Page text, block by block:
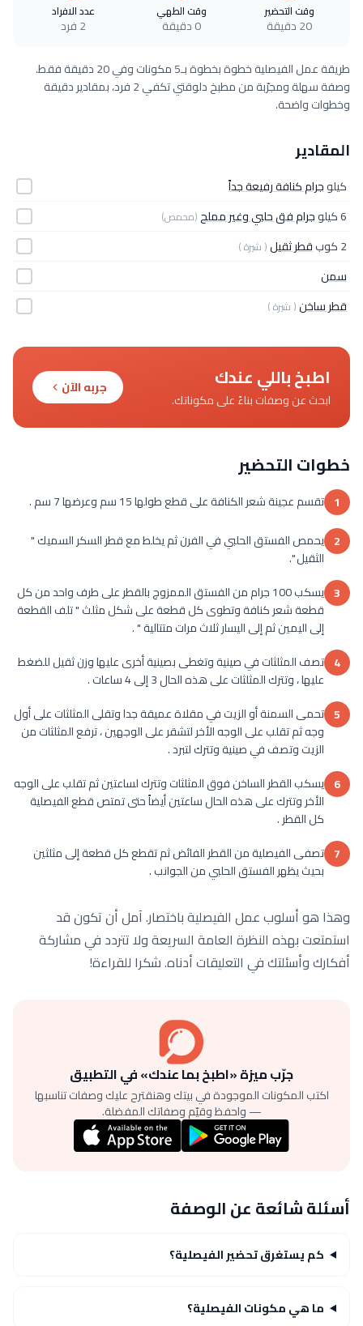
وقت التحضير
20 دقيقة
وقت الطهي
0 دقيقة
عدد الافراد
2 فرد
طريقة عمل الفيصلية خطوة بخطوة بـ5 مكونات وفي 20 دقيقة فقط.
وصفة سهلة ومجرّبة من مطبخ دلوقتي تكفي 2 فرد، بمقادير دقيقة
وخطوات واضحة.
المقادير
كيلوجرام كنافة رفيعة جداً
6 كيلو
جرام فق حلبي وغير مملح(محمص)
2 كوب قطر ثقيل( شيرة )
سمن
قطر ساخن( شيرة )
اطبخ باللي عندك
ابحث عن وصفات بناءً على مكوناتك.
جربه الآن
خطوات التحضير
1 تقسم عجينة شعر الكنافة على قطع طولها 15 سم وعرضها 7 سم .
2 يحمص الفستق الحلبي في الفرن ثم يخلط مع قطر السكر السميك "
الثقيل ".
3
يسكب 100 جرام من الفستق الممزوج بالقطر على طرف واحد من كل
قطعة شعر كنافة وتطوى كل قطعة على شكل مثلث " تلف القطعة
إلى اليمين ثم إلى اليسار ثلاث مرات متتالية " .
4 تصف المثلثات في صينية وتغطى بصينية أخرى عليها وزن ثقيل للضغط
عليها ، وتترك المثلثات على هذه الحال 3 إلى 4 ساعات .
5 تحمى السمنة أو الزيت في مقلاة عميقة جدا وتقلى المثلثات على أول
وجه ثم تقلب على الوجه الأخر لتشقر على الوجهين ، ترفع المثلثات من
الزيت وتصف في صينية وتترك لتبرد .
6 يسكب القطر الساخن فوق المثلثات وتترك لساعتين ثم تقلب على الوجه
الأخر وتترك على هذه الحال ساعتين أيضاً حتى تمتص قطع الفيصلية
كل القطر .
7 تصفى الفيصلية من القطر الفائض ثم تقطع كل قطعة إلى مثلثين
بحيث يظهر الفستق الحلبي من الجوانب .
وهذا هو أسلوب عمل الفيصلية باختصار. آمل أن تكون قد
استمتعت بهذه النظرة العامة السريعة ولا تتردد في مشاركة
أفكارك وأسئلتك في التعليقات أدناه. شكرا للقراءة!
جرّب ميزة «اطبخ بما عندك» في التطبيق
اكتب المكونات الموجودة في بيتك وهنقترح عليك وصفات تناسبها
— واحفظ وقيّم وصفاتك المفضلة.
أسئلة شائعة عن الوصفة
كم يستغرق تحضير الفيصلية؟
ما هي مكونات الفيصلية؟